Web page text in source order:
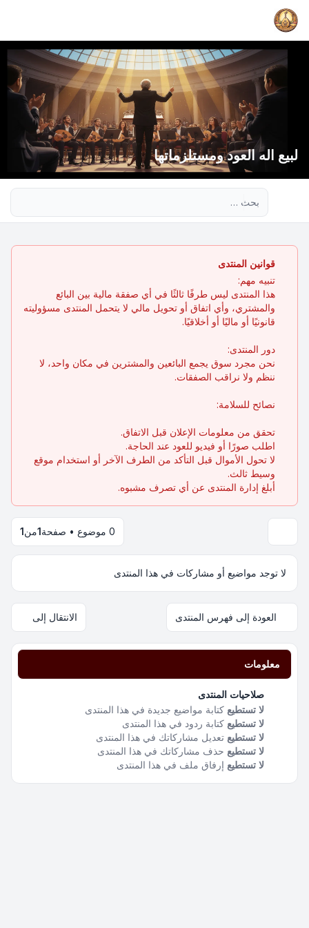
لبيع اله العود ومستلزماتها
قوانين المنتدى
تنبيه مهم:
هذا المنتدى ليس طرفًا ثالثًا في أي صفقة مالية بين البائع
والمشتري، وأي اتفاق أو تحويل مالي لا يتحمل المنتدى مسؤوليته
قانونيًا أو ماليًا أو أخلاقيًا.
دور المنتدى:
نحن مجرد سوق يجمع البائعين والمشترين في مكان واحد، لا
ننظم ولا نراقب الصفقات.
نصائح للسلامة:
تحقق من معلومات الإعلان قبل الاتفاق.
اطلب صورًا أو فيديو للعود عند الحاجة.
لا تحول الأموال قبل التأكد من الطرف الآخر أو استخدام موقع
وسيط ثالث.
أبلغ إدارة المنتدى عن أي تصرف مشبوه.
0 موضوع • صفحة 1من1
لا توجد مواضيع أو مشاركات في هذا المنتدى
العودة إلى فهرس المنتدى الانتقال إلى
معلومات
صلاحيات المنتدى
لا تستطيع كتابة مواضيع جديدة في هذا المنتدى
لا تستطيع كتابة ردود في هذا المنتدى
لا تستطيع تعديل مشاركاتك في هذا المنتدى
لا تستطيع حذف مشاركاتك في هذا المنتدى
لا تستطيع إرفاق ملف في هذا المنتدى